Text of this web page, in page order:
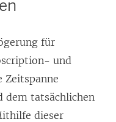
für
und
Zeitspanne
dem tatsächlichen
dieser